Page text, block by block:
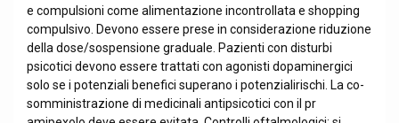
e compulsioni come alimentazione incontrollata e shopping
compulsivo. Devono essere prese in considerazione riduzione
della dose/sospensione graduale. Pazienti con disturbi
psicotici devono essere trattati con agonisti dopaminergici
solo se i potenziali benefici superano i potenzialirischi. La co-
somministrazione di medicinali antipsicotici con il pr